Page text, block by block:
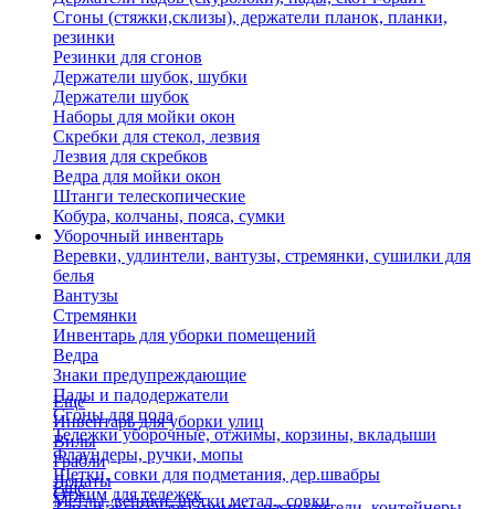
Сгоны (стяжки,склизы), держатели планок, планки,
резинки
Резинки для сгонов
Держатели шубок, шубки
Держатели шубок
Наборы для мойки окон
Скребки для стекол, лезвия
Лезвия для скребков
Ведра для мойки окон
Штанги телескопические
Кобура, колчаны, пояса, сумки
Уборочный инвентарь
Веревки, удлинтели, вантузы, стремянки, сушилки для
белья
Вантузы
Стремянки
Инвентарь для уборки помещений
Ведра
Знаки предупреждающие
Пады и падодержатели
Сгоны для пола
Тележки уборочные, отжимы, корзины, вкладыши
Флаундеры, ручки, мопы
Щетки, совки для подметания, дер.швабры
Отжим для тележек
Еще
Инвентарь для уборки улиц
Вилы
Грабли
Лопаты
Метлы, веники, щетки метал., совки
Еще